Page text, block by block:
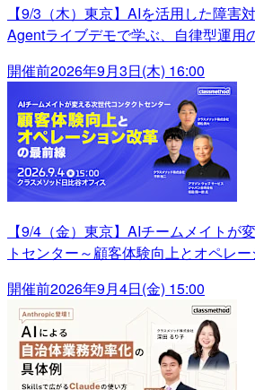
【9/3（木）東京】AIを活用した障害
Agentライブデモで学ぶ、自律型運用
開催前2026年9月3日(木) 16:00
【9/4（金）東京】AIチームメイトが
トセンター～顧客体験向上とオペレ
開催前2026年9月4日(金) 15:00